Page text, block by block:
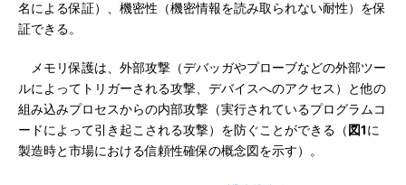
名による保証）、機密性（機密情報を読み取られない耐性）を保
証できる。
メモリ保護は、外部攻撃（デバッガやプローブなどの外部ツー
ルによってトリガーされる攻撃、デバイスへのアクセス）と他の
組み込みプロセスからの内部攻撃（実行されているプログラムコ
ードによって引き起こされる攻撃）を防ぐことができる（ 図1に
製造時と市場における信頼性確保の概念図を示す）。